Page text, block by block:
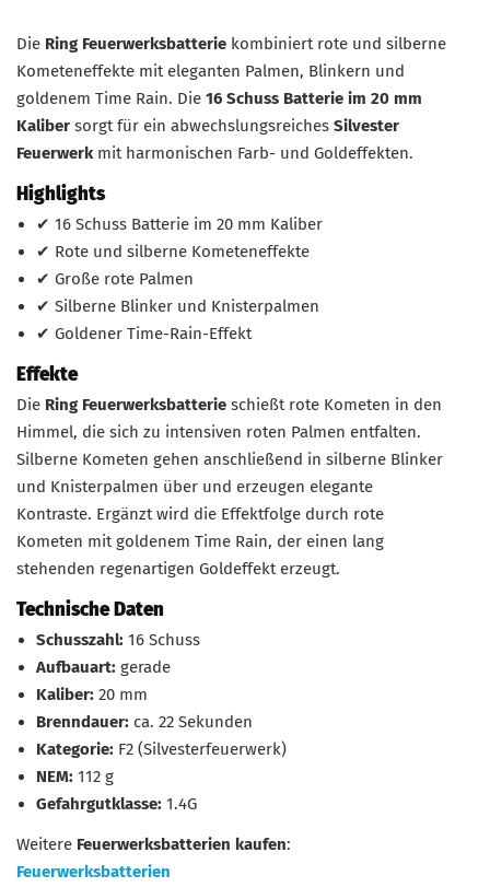
Die Ring Feuerwerksbatterie kombiniert rote und silberne
Kometeneffekte mit eleganten Palmen, Blinkern und
goldenem Time Rain. Die 16 Schuss Batterie im 20 mm
Kaliber sorgt für ein abwechslungsreiches Silvester
Feuerwerkmit harmonischen Farb- und Goldeffekten.
Highlights
✔ 16 Schuss Batterie im 20 mm Kaliber
✔ Rote und silberne Kometeneffekte
✔ Große rote Palmen
✔ Silberne Blinker und Knisterpalmen
✔ Goldener Time-Rain-Effekt
Effekte
Die Ring Feuerwerksbatterie schießt rote Kometen in den
Himmel, die sich zu intensiven roten Palmen entfalten.
Silberne Kometen gehen anschließend in silberne Blinker
und Knisterpalmen über und erzeugen elegante
Kontraste. Ergänzt wird die Effektfolge durch rote
Kometen mit goldenem Time Rain, der einen lang
stehenden regenartigen Goldeffekt erzeugt.
Technische Daten
Schusszahl: 16 Schuss
Aufbauart: gerade
Kaliber: 20 mm
Brenndauer: ca. 22 Sekunden
Kategorie: F2 (Silvesterfeuerwerk)
NEM: 112 g
Gefahrgutklasse: 1.4G
Weitere Feuerwerksbatterien kaufen:
Feuerwerksbatterien